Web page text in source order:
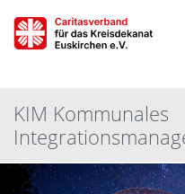
KIM Kommunales